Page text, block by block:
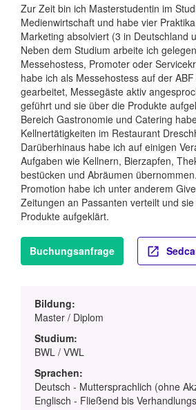
Zur Zeit bin ich Masterstudentin im
Medienwirtschaft und habe vier
Marketing absolviert (3 in Deutschland
Neben dem Studium arbeite ich
Messehostess, Promoter oder
habe ich als Messehostess auf der
gearbeitet, Messegäste aktiv
geführt und sie über die Produkte
Bereich Gastronomie und Catering
Kellnertätigkeiten im Restaurant
Darüberhinaus habe ich auf einigen
Aufgaben wie Kellnern, Bierzapfen,
bestücken und Abräumen
Promotion habe ich unter anderem
Zeitungen an Passanten verteilt und
Produkte aufgeklärt.
Buchungsanfrage
Bildung:
Master / Diplom
Studium:
BWL / VWL
Sprachen:
Deutsch - Muttersprachlich (ohne
Englisch - Fließend bis